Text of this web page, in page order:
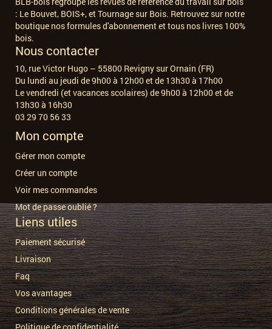
: Le Bouvet, BOIS+, et Tournage sur Bois. Retrouvez sur notre
boutique nos formules d'abonnement et tous nos livres 100%
bois.
Nous contacter
10, rue Victor Hugo – 55800 Revigny sur Ornain (FR)
Du lundi au jeudi de 9h00 à 12h00 et de 13h30 à 17h00
Le vendredi (et vacances scolaires) de 9h00 à 12h00 et de
13h30 à 16h30
03 29 70 56 33
Mon compte
Gérer mon compte
Créer un compte
Voir mes commandes
Mot de passe oublié ?
Liens utiles
Paiement sécurisé
Livraison
Faq
Vos avantages
Conditions générales de vente